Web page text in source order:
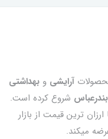
آرایشی و بهداشتی
بندرعباس شروع کرده است.
ترین قیمت از بازار
میکند.